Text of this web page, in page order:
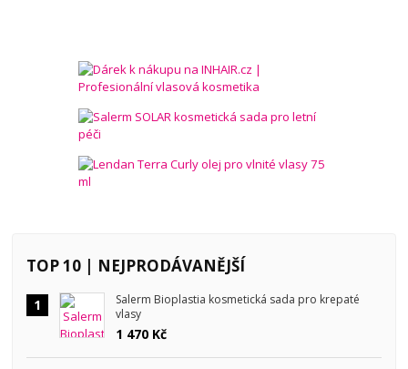
TOP 10 | NEJPRODÁVANĚJŠÍ
1
Salerm Bioplastia kosmetická sada pro krepaté
vlasy
1 470 Kč